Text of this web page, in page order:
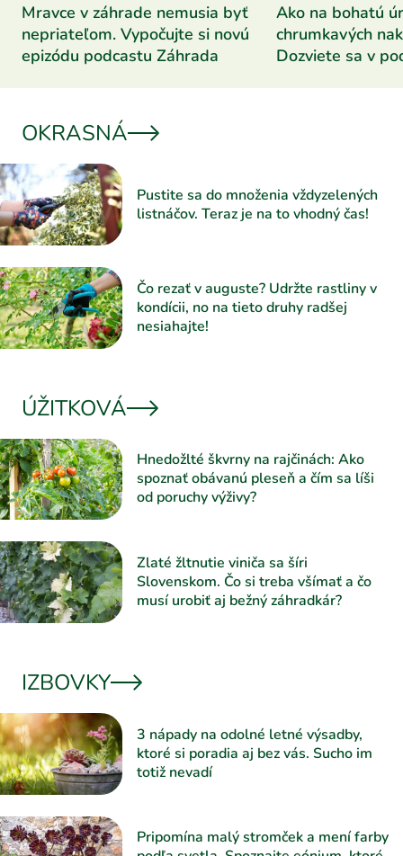
Mravce v záhrade nemusia byť
nepriateľom. Vypočujte si novú
epizódu podcastu Záhrada
Ako na bohatú
chrumkavých
Dozviete sa v
OKRASNÁ
Pustite sa do množenia vždyzelených
listnáčov. Teraz je na to vhodný čas!
Čo rezať v auguste? Udržte rastliny v
kondícii, no na tieto druhy radšej
nesiahajte!
ÚŽITKOVÁ
Hnedožlté škvrny na rajčinách: Ako
spoznať obávanú pleseň a čím sa líši
od poruchy výživy?
Zlaté žltnutie viniča sa šíri
Slovenskom. Čo si treba všímať a čo
musí urobiť aj bežný záhradkár?
IZBOVKY
3 nápady na odolné letné výsadby,
ktoré si poradia aj bez vás. Sucho im
totiž nevadí
Pripomína malý stromček a mení farby